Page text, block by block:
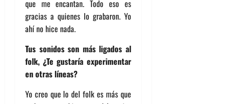
que me encantan. Todo eso es
gracias a quienes lo grabaron. Yo
ahí no hice nada.
Tus sonidos son más ligados al
folk, ¿Te gustaría experimentar
en otras líneas?
Yo creo que lo del folk es más que